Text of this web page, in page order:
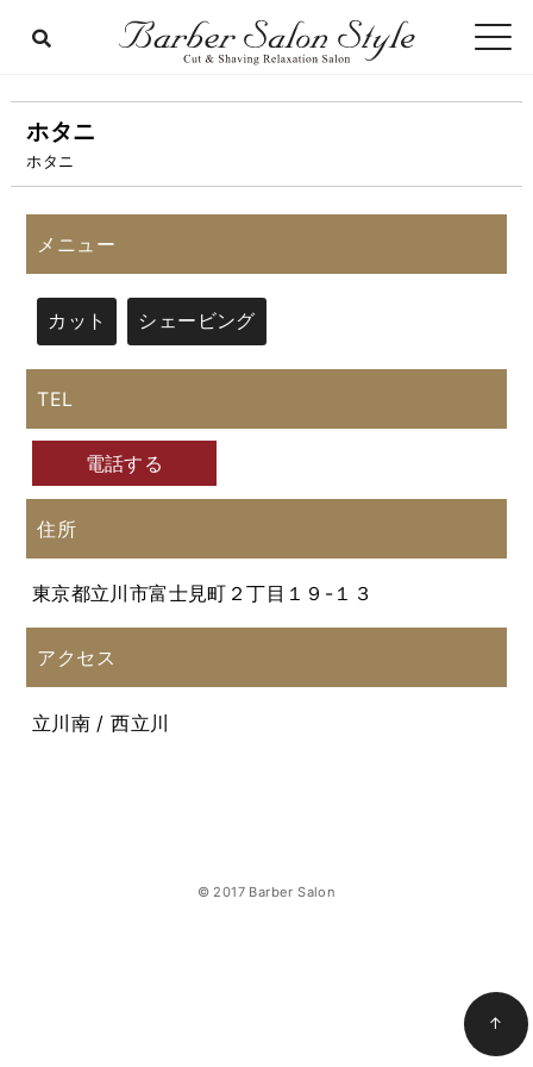
ホタニ
ホタニ
メニュー
カット シェービング
TEL
電話する
住所
東京都立川市富士見町２丁目１９-１３
アクセス
立川南 / 西立川
© 2017 Barber Salon
↑